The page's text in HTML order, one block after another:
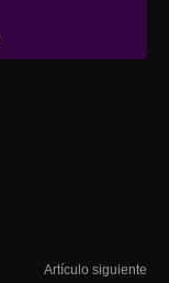
Artículo siguiente